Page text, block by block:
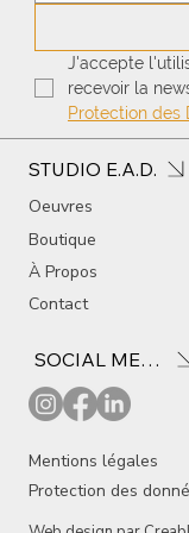
STUDIO E.A.D.
Oeuvres
Boutique
À Propos
Contact
J'accepte
recevoir la
Protection des
SOCIAL MEDIA
Mentions légales
Protection des